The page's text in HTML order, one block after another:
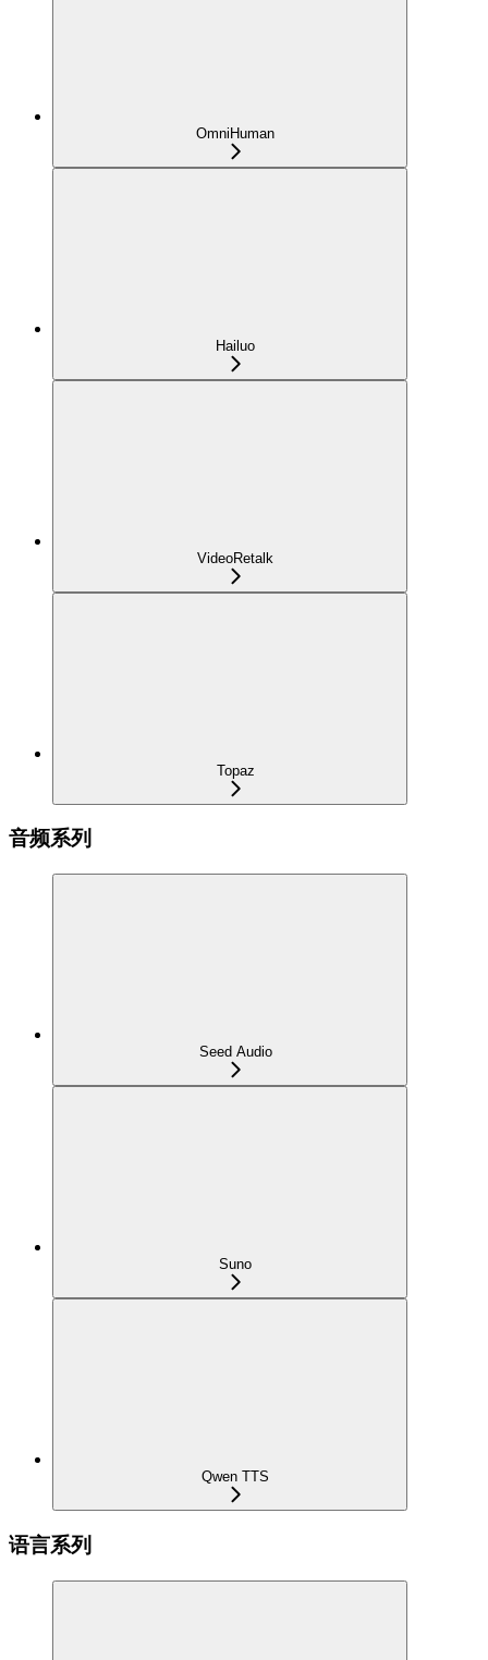
OmniHuman
Hailuo
VideoRetalk
Topaz
音频系列
Seed Audio
Suno
Qwen TTS
语言系列